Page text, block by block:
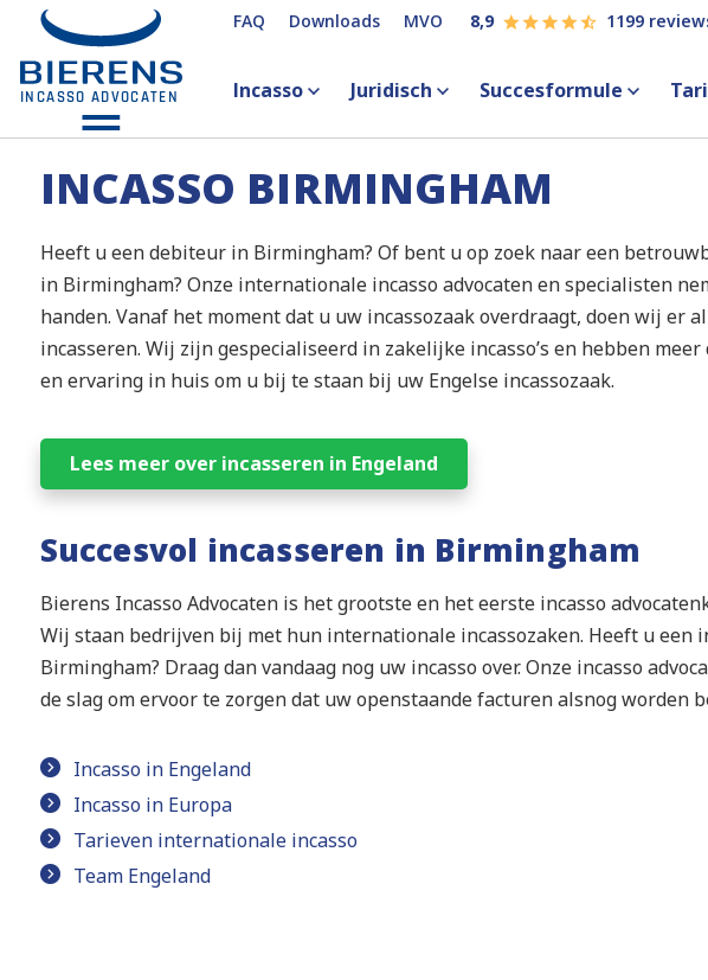
FAQ Downloads MVO 8,9 1199
Incasso Juridisch Succesformule
INCASSO BIRMINGHAM
Heeft u een debiteur in Birmingham? Of bent u op zoek naar een
in Birmingham? Onze internationale incasso advocaten en specialisten
handen. Vanaf het moment dat u uw incassozaak overdraagt, doen wij er
incasseren. Wij zijn gespecialiseerd in zakelijke incasso’s en hebben
en ervaring in huis om u bij te staan bij uw Engelse incassozaak.
Lees meer over incasseren in Engeland
Succesvol incasseren in Birmingham
Bierens Incasso Advocaten is het grootste en het eerste incasso
Wij staan bedrijven bij met hun internationale incassozaken. Heeft u een
Birmingham? Draag dan vandaag nog uw incasso over. Onze incasso
de slag om ervoor te zorgen dat uw openstaande facturen alsnog worden
Incasso in Engeland
Incasso in Europa
Tarieven internationale incasso
Team Engeland